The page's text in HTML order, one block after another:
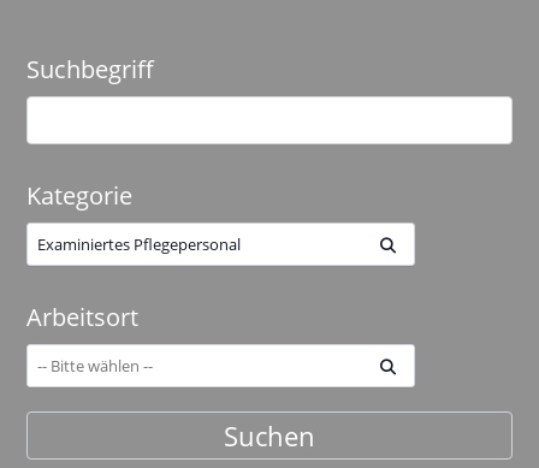
Suchbegriff
Kategorie
Examiniertes Pflegepersonal
Arbeitsort